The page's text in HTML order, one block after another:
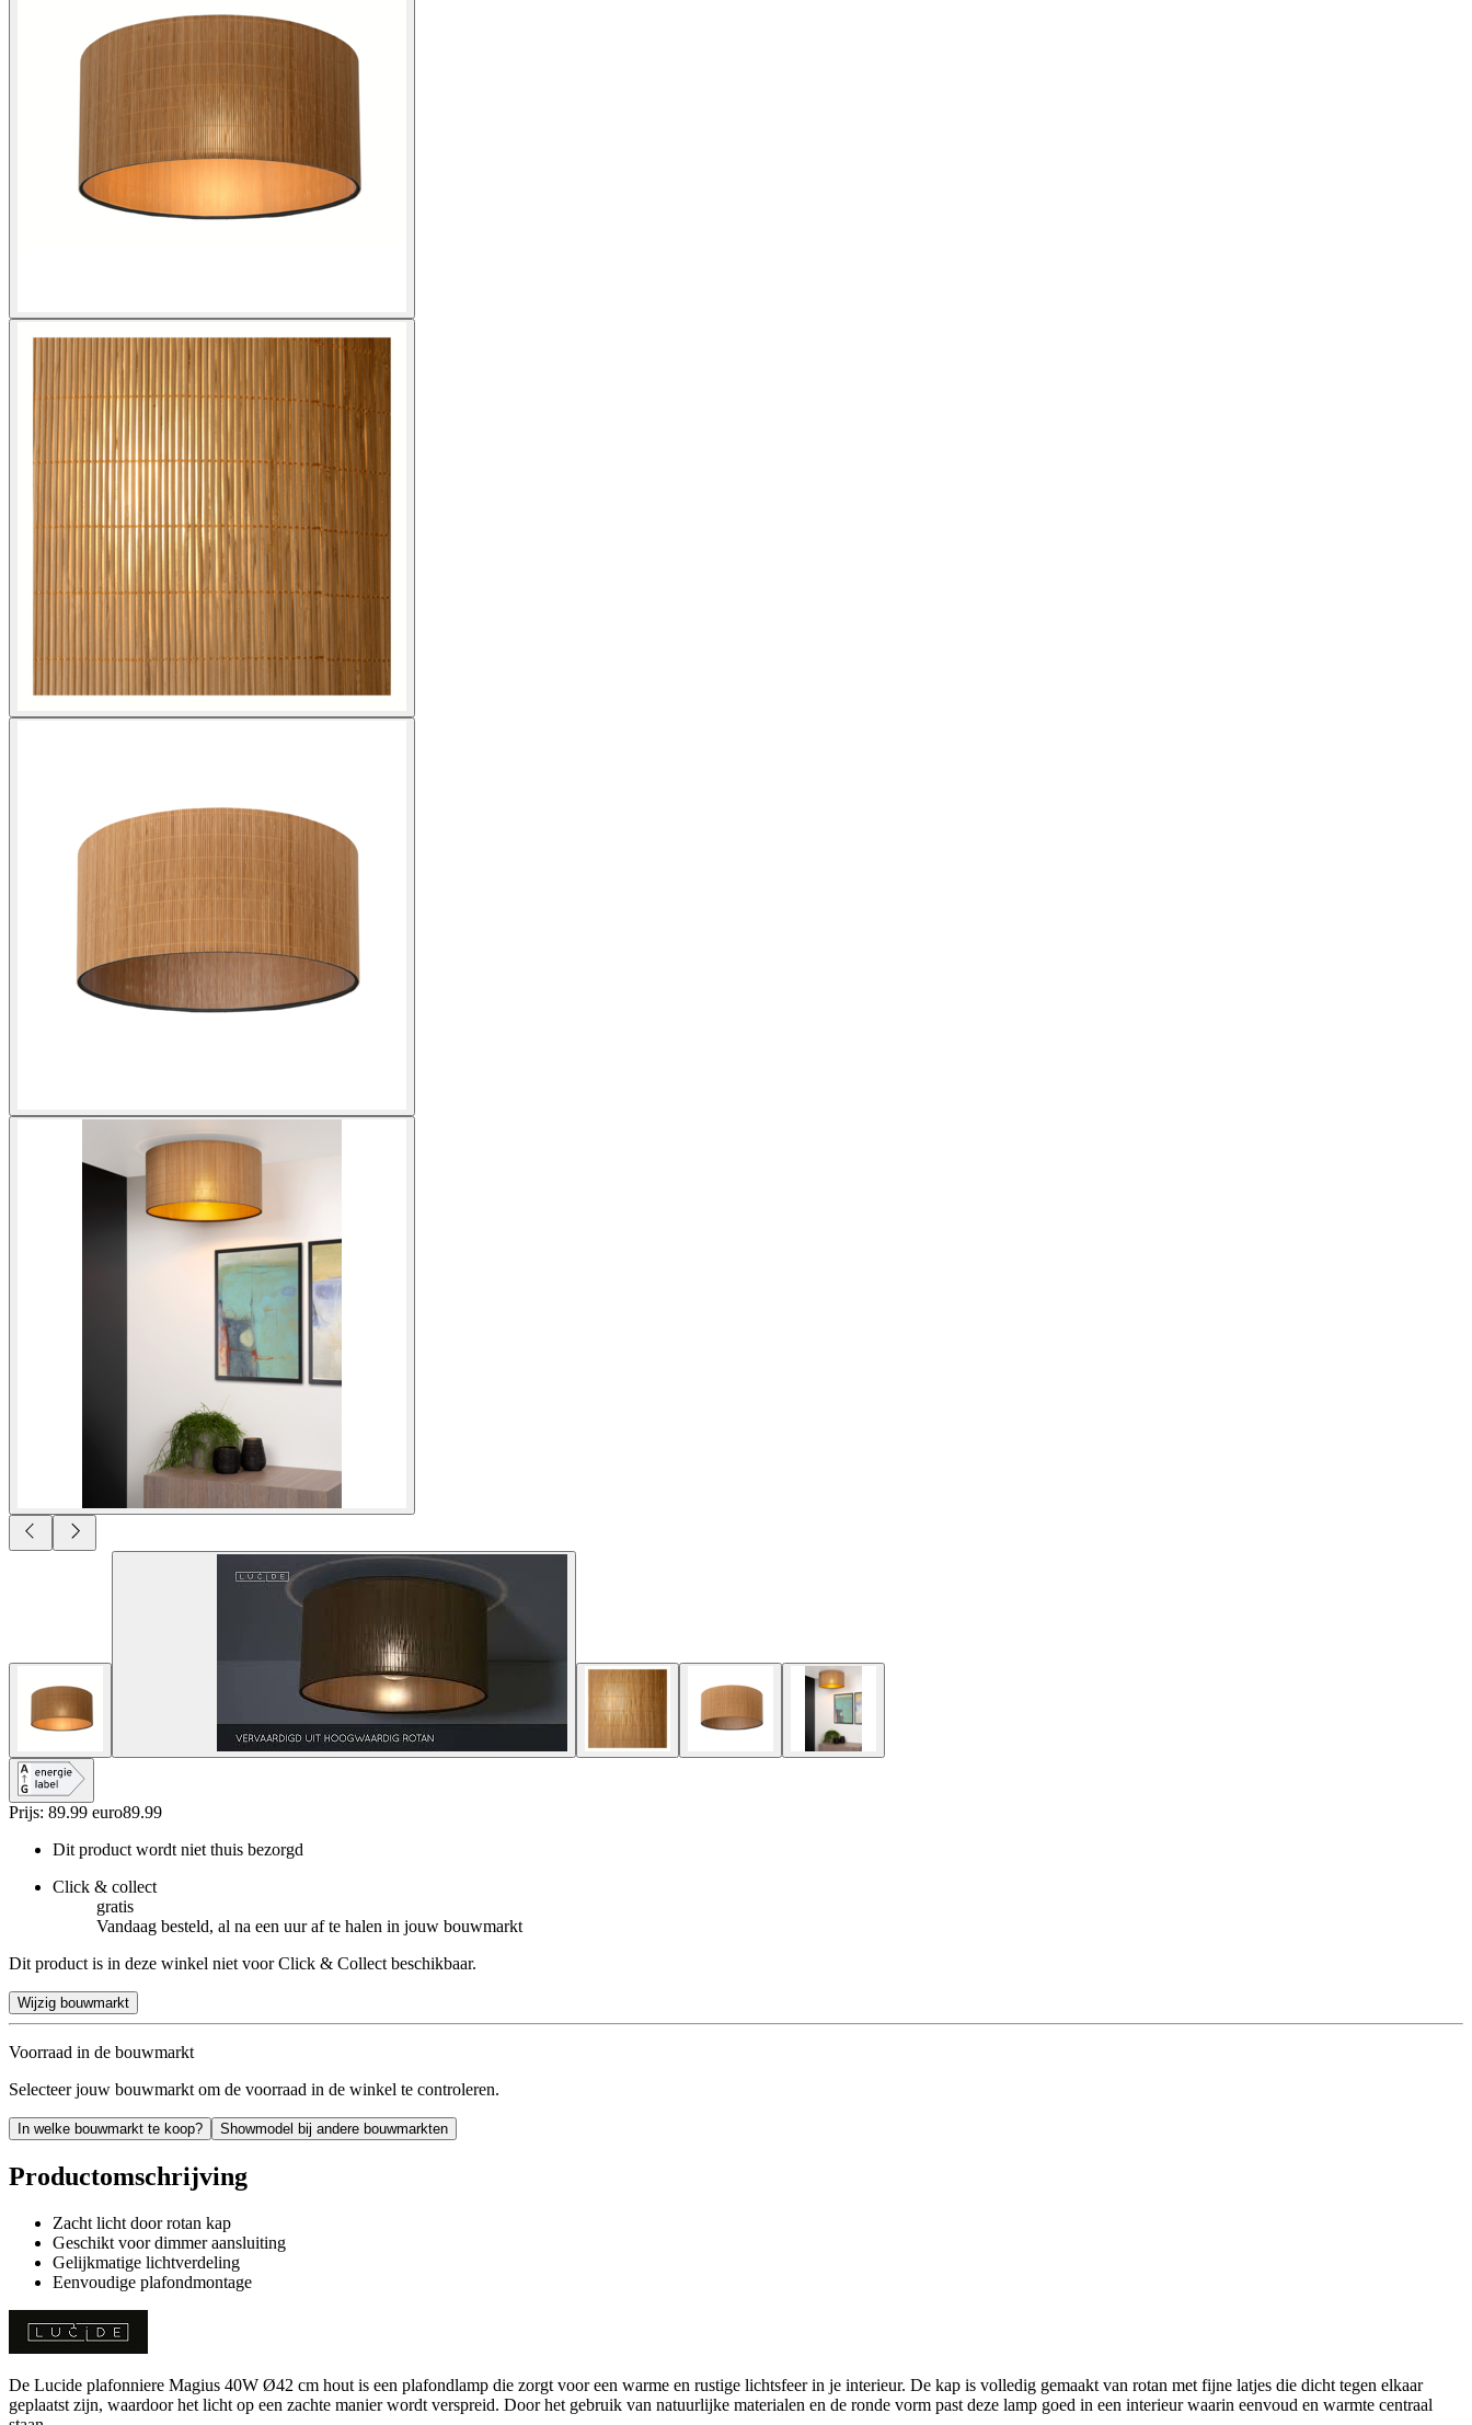
Prijs: 89.99 euro89.99
Dit product wordt niet thuis bezorgd
Click & collect
gratis
Vandaag besteld, al na een uur af te halen in jouw bouwmarkt
Dit product is in deze winkel niet voor Click & Collect beschikbaar.
Wijzig bouwmarkt
Voorraad in de bouwmarkt
Selecteer jouw bouwmarkt om de voorraad in de winkel te controleren.
In welke bouwmarkt te koop? Showmodel bij andere bouwmarkten
Productomschrijving
Zacht licht door rotan kap
Geschikt voor dimmer aansluiting
Gelijkmatige lichtverdeling
Eenvoudige plafondmontage
De Lucide plafonniere Magius 40W Ø42 cm hout is een plafondlamp die zorgt voor een warme en rustige lichtsfeer in je interieur. De kap is volledig gemaakt van rotan met fijne latjes die dicht tegen elkaar
geplaatst zijn, waardoor het licht op een zachte manier wordt verspreid. Door het gebruik van natuurlijke materialen en de ronde vorm past deze lamp goed in een interieur waarin eenvoud en warmte centraal